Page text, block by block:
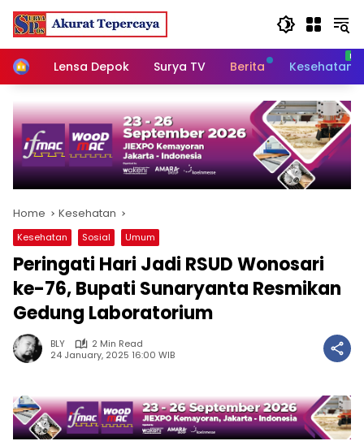
Skip
content
HomeLensa Depok Surya TV Berita Kesehatan
Home Kesehatan
Kesehatan Sosial Umum
Peringati Hari Jadi RSUD Wonosari
ke-76, Bupati Sunaryanta Resmikan
Gedung Laboratorium
BLY
2 Min Read
24 January, 2025 16:00 WIB